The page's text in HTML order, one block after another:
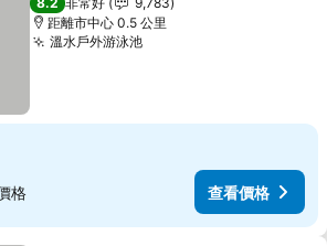
距離市中心 0.5 公里
溫水戶外游泳池
格 查看價格